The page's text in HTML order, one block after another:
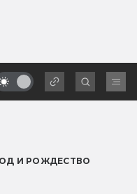
И РОЖДЕСТВО